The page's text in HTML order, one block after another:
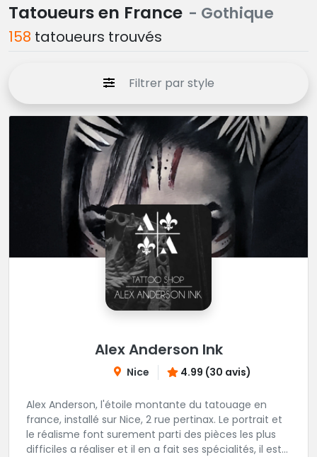
Tatoueurs en France - Gothique
158 tatoueurs trouvés
Filtrer par style
Alex Anderson Ink
Nice 4.99 (30 avis)
Alex Anderson, l'étoile montante du tatouage en
france, installé sur Nice, 2 rue pertinax. Le portrait et
le réalisme font surement parti des pièces les plus
difficiles a réaliser et il en a fait ses spécialités, il est